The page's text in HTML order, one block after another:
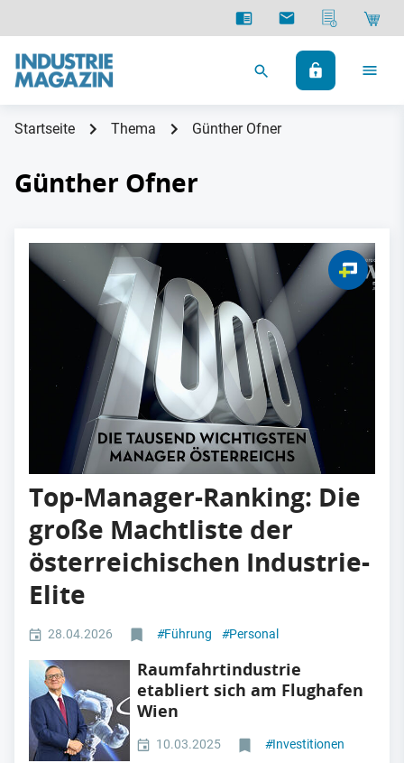
Startseite Thema Günther Ofner
Günther Ofner
Top-Manager-Ranking: Die
große Machtliste der
österreichischen Industrie-
Elite
28.04.2026 #Führung #Personal
Raumfahrtindustrie
etabliert sich am Flughafen
Wien
10.03.2025 #Investitionen